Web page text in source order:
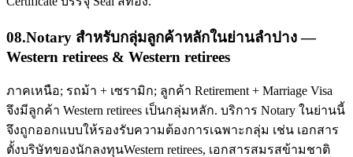
08.Notary สำหรับกลุ่มลูกค้าหลักในย่านลำปาง —
Western retirees & Western retirees
ภาคเหนือ; รถม้า + เซรามิก; ลูกค้า Retirement + Marriage Visa
จึงมีลูกค้า Western retirees เป็นกลุ่มหลัก. บริการ Notary ในย่านนี้
จึงถูกออกแบบให้รองรับความต้องการเฉพาะกลุ่ม เช่น เอกสาร
ตั้งบริษัทของนักลงทุนWestern retirees, เอกสารสมรสข้ามชาติ